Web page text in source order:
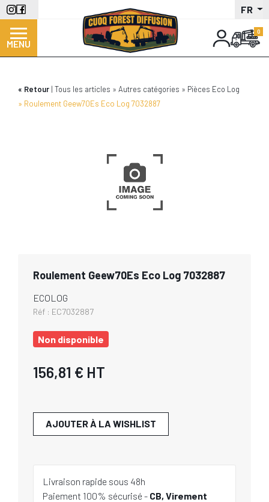
Aller
au
contenu
principal
FR
MENU
Retour Tous les articles Autres catégories
Pièces Eco Log
Roulement Geew70Es Eco Log 7032887
Roulement Geew70Es Eco Log 7032887
ECOLOG
Réf : EC7032887
Non disponible
156,81 € HT
AJOUTER À LA WISHLIST
Livraison rapide sous 48h
Paiement 100% sécurisé - CB, Virement